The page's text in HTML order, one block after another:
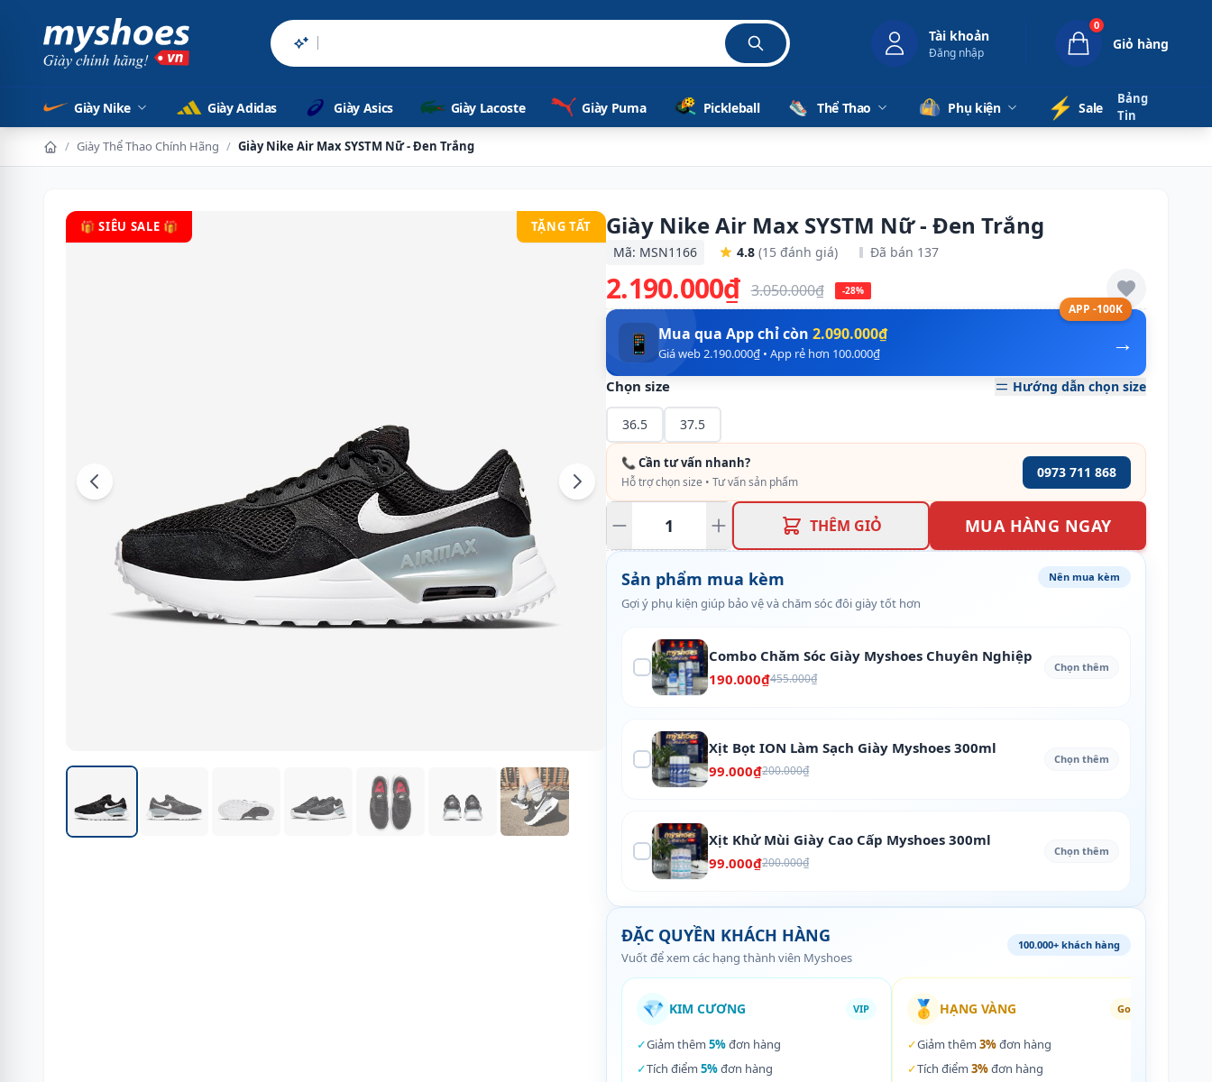
Sản phẩm chính hã Tài khoản
Đăng nhập
0
Giỏ hàng
Giày Nike Giày Adidas Giày Asics Giày Lacoste Giày Puma Pickleball Thể Thao Phụ kiện ⚡️ Sale
Bảng
Tin
/ Giày Thể Thao Chính Hãng / Giày Nike Air Max SYSTM Nữ - Đen Trắng
🎁 SIÊU SALE 🎁 TẶNG TẤT Giày Nike Air Max SYSTM Nữ - Đen Trắng
Mã: MSN1166 4.8 (15 đánh giá) Đã bán 137
2.190.000₫ 3.050.000₫ -28%
APP -100K
→
📱 Mua qua App chỉ còn 2.090.000₫
Giá web 2.190.000₫ • App rẻ hơn 100.000₫
Chọn size Hướng dẫn chọn size
36.5 37.5
📞 Cần tư vấn nhanh?
Hỗ trợ chọn size • Tư vấn sản phẩm
0973 711 868
THÊM GIỎ MUA HÀNG NGAY
Sản phẩm mua kèm
Gợi ý phụ kiện giúp bảo vệ và chăm sóc đôi giày tốt hơn
Nên mua kèm
Combo Chăm Sóc Giày Myshoes Chuyên Nghiệp
190.000₫455.000₫
Chọn thêm
Xịt Bọt ION Làm Sạch Giày Myshoes 300ml
99.000₫200.000₫
Chọn thêm
Xịt Khử Mùi Giày Cao Cấp Myshoes 300ml
99.000₫200.000₫
Chọn thêm
ĐẶC QUYỀN KHÁCH HÀNG
Vuốt để xem các hạng thành viên Myshoes
100.000+ khách hàng
💎 KIM CƯƠNG VIP
✓Giảm thêm 5%đơn hàng
✓Tích điểm 5%đơn hàng
🥇 HẠNG VÀNG Gold
✓Giảm thêm 3%đơn hàng
✓Tích điểm 3%đơn hàng